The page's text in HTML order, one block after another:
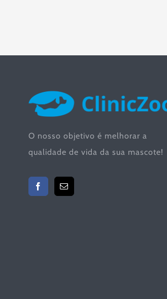
O nosso objetivo é melhorar a
qualidade de vida da sua mascote!